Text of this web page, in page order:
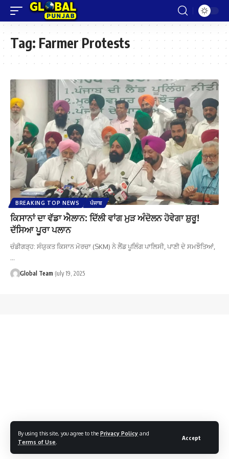
By using this site, you agree to the Privacy Policy and
Terms of Use
Accept
Tag: Farmer Protests
BREAKING TOP NEWS ਪੰਜਾਬ
ਕਿਸਾਨਾਂ ਦਾ ਵੱਡਾ ਐਲਾਨ: ਦਿੱਲੀ ਵਾਂਗ ਮੁੜ ਅੰਦੋਲਨ ਹੋਵੇਗਾ ਸ਼ੁਰੂ!
ਦੱਸਿਆ ਪੂਰਾ ਪਲਾਨ
ਚੰਡੀਗੜ੍ਹ: ਸੰਯੁਕਤ ਕਿਸਾਨ ਮੋਰਚਾ (SKM) ਨੇ ਲੈਂਡ ਪੂਲਿੰਗ ਪਾਲਿਸੀ, ਪਾਣੀ ਦੇ ਸਮਝੌਤਿਆਂ,
…
Global Team July 19, 2025